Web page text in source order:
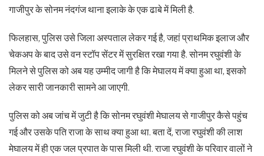
गाजीपुर के सोनम नंदगंज थाना इलाके के एक ढाबे में मिली है.
फिलहास, पुलिस उसे जिला अस्पताल लेकर गई है, जहां प्राथमिक इलाज और
चेकअप के बाद उसे वन स्टॉप सेंटर में सुरक्षित रखा गया है. सोनम रघुवंशी के
मिलने से पुलिस को अब यह उम्मीद जागी है कि मेघालय में क्या हुआ था, इसको
लेकर सारी जानकारी सामने आ जाएगी.
पुलिस को अब जांच में जुटी है कि सोनम रघुवंशी मेघालय से गाजीपुर कैसे पहुंच
गई और उसके पति राजा के साथ क्या हुआ था. बता दें, राजा रघुवंशी की लाश
मेघालय में ही एक जल प्रपात के पास मिली थी. राजा रघुवंशी के परिवार वालों ने